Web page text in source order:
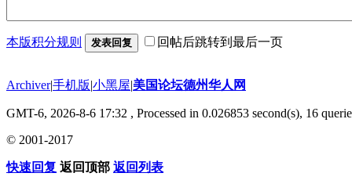
本版积分规则 发表回复 回帖后跳转到最后一页
Archiver|手机版|小黑屋|美国论坛德州华人网
GMT-6, 2026-8-6 17:32 , Processed in 0.026853 second(s), 16
© 2001-2017
快速回复 返回顶部 返回列表